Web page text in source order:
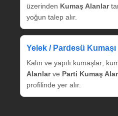
üzerinden Kumaş Alanlar
yoğun talep alır.
Yelek / Pardesü Kumaşı
Kalın ve yapılı kumaşlar;
Alanlarve Parti Kumaş
profilinde yer alır.